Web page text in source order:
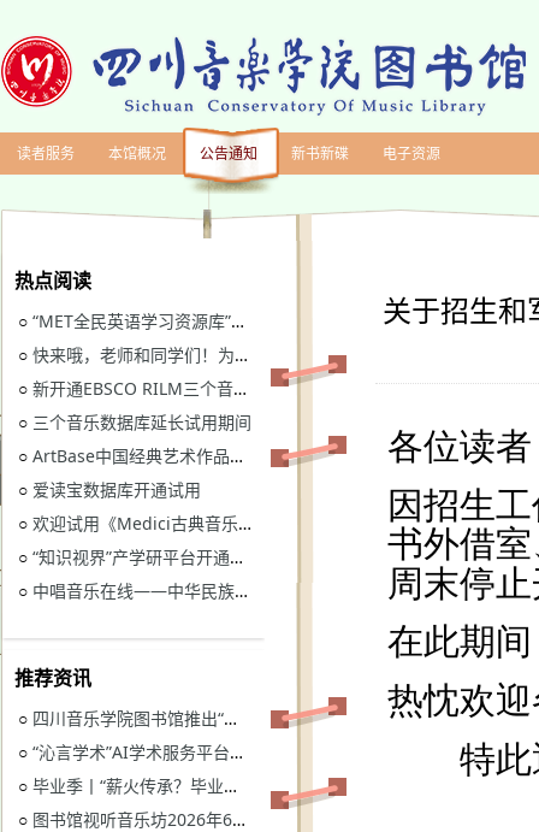
读者服务 本馆概况 公告通知 新书新碟 电子资源
热点阅读
○ “MET全民英语学习资源库”继续开通试用
○ 快来哦，老师和同学们！为川音图书馆“十四五”规划建言献策
○ 新开通EBSCO RILM三个音乐类数据库免费试用
○ 三个音乐数据库延长试用期间
○ ArtBase中国经典艺术作品数据库继续开通试用通知
○ 爱读宝数据库开通试用
○ 欢迎试用《Medici古典音乐视听图书馆》
○ “知识视界”产学研平台开通试用通知
○ 中唱音乐在线——中华民族音乐与戏曲资源库开通试用
推荐资讯
○ 四川音乐学院图书馆推出“忆长征？书香路”纪念中国工农红军长征胜利90周年系列活动
○ “沁言学术”AI学术服务平台开通试用
○ 毕业季丨“薪火传承？毕业生图书漂流”活动
○ 图书馆视听音乐坊2026年6月展播季
关于招生和